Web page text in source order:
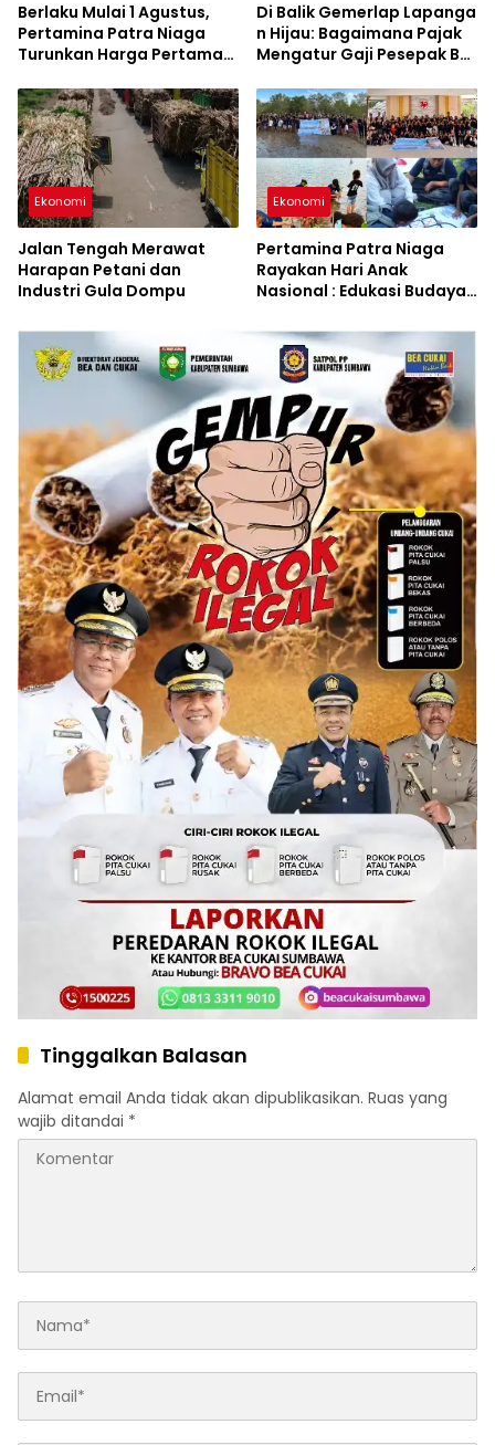
Berlaku Mulai 1 Agustus,
Pertamina Patra Niaga
Turunkan Harga Pertamax
Di Balik Gemerlap Lapanga
n Hijau: Bagaimana Pajak
Mengatur Gaji Pesepak Bol
Ekonomi
Jalan Tengah Merawat
Harapan Petani dan
Industri Gula Dompu
Ekonomi
Pertamina Patra Niaga
Rayakan Hari Anak
Nasional : Edukasi Budaya
Lingkungan
Tinggalkan Balasan
Alamat email Anda tidak akan dipublikasikan. Ruas yang
wajib ditandai *